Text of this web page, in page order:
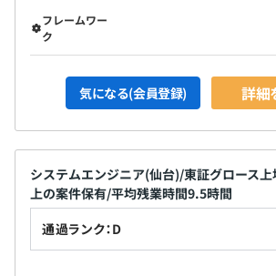
フレームワー
ク
気になる(会員登録) 詳細
システムエンジニア(仙台)/東証グロース
上の案件保有/平均残業時間9.5時間
通過ランク：D